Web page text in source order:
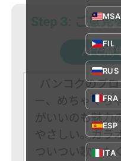
MSA
FIL
RUS
FRA
ESP
ITA